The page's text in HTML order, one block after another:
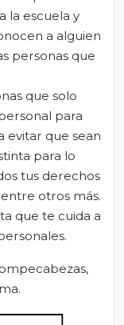
la escuela y
a alguien
personas que
que solo
para
evitar que sean
para lo
tus derechos
otros más.
que te cuida a
.